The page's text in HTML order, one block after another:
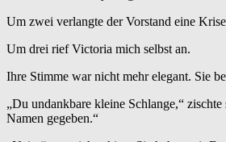
Um zwei verlangte der Vorstand eine
Um drei rief Victoria mich selbst an.
Ihre Stimme war nicht mehr elegant. Sie
„Du undankbare kleine Schlange,“
Namen gegeben.“